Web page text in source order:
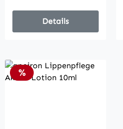
Details
Rabatt
%